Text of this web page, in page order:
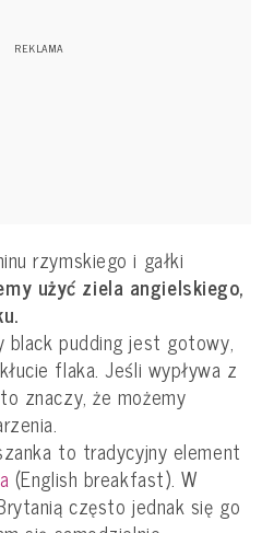
rzymskiego i gałki
użyć ziela angielskiego,
black pudding jest gotowy,
flaka. Jeśli wypływa z
znaczy, że możemy
to tradycyjny element
(English breakfast). W
często jednak się go